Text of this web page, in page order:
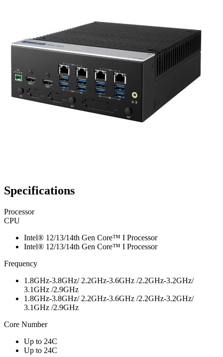
Specifications
Processor
CPU
Intel® 12/13/14th Gen Core™ I Processor
Intel® 12/13/14th Gen Core™ I Processor
Frequency
1.8GHz-3.8GHz/ 2.2GHz-3.6GHz /2.2GHz-3.2GHz/
3.1GHz /2.9GHz
1.8GHz-3.8GHz/ 2.2GHz-3.6GHz /2.2GHz-3.2GHz/
3.1GHz /2.9GHz
Core Number
Up to 24C
Up to 24C